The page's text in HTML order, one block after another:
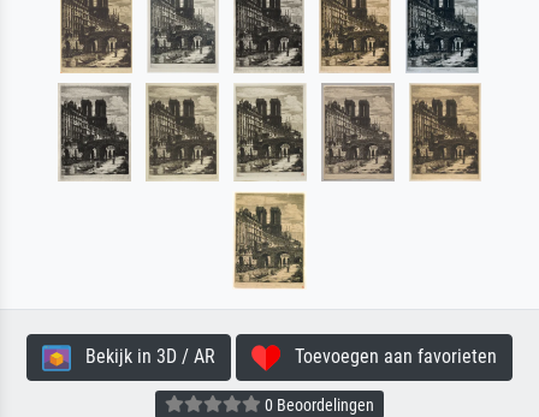
Bekijk in 3D / AR Toevoegen aan favorieten
0 Beoordelingen